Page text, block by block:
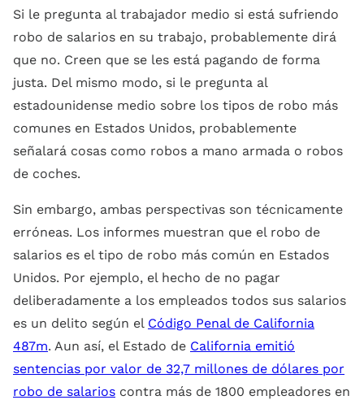
Si le pregunta al trabajador medio si está sufriendo
robo de salarios en su trabajo, probablemente dirá
que no. Creen que se les está pagando de forma
justa. Del mismo modo, si le pregunta al
estadounidense medio sobre los tipos de robo más
comunes en Estados Unidos, probablemente
señalará cosas como robos a mano armada o robos
de coches.
Sin embargo, ambas perspectivas son técnicamente
erróneas. Los informes muestran que el robo de
salarios es el tipo de robo más común en Estados
Unidos. Por ejemplo, el hecho de no pagar
deliberadamente a los empleados todos sus salarios
es un delito según el Código Penal de California
487m. Aun así, el Estado de California emitió
sentencias por valor de 32,7 millones de dólares por
robo de salarios contra más de 1800 empleadores en